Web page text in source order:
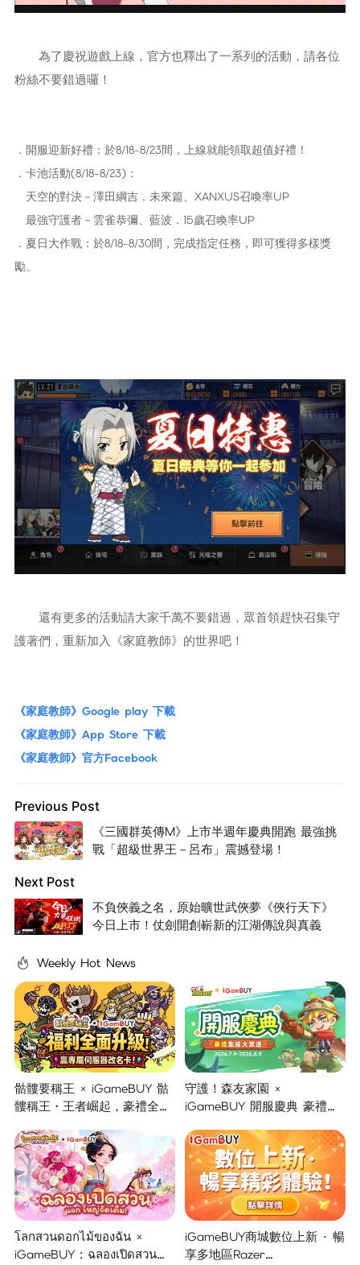
為了慶祝遊戲上線，官方也釋出了一系列的活動，請各位
粉絲不要錯過囉！
．開服迎新好禮：於8/18-8/23間，上線就能領取超值好禮！
．卡池活動(8/18-8/23)：
天空的對決－澤田綱吉．未來篇、XANXUS召喚率UP
最強守護者－雲雀恭彌、藍波．15歲召喚率UP
．夏日大作戰：於8/18-8/30間，完成指定任務，即可獲得多樣獎
勵。
還有更多的活動請大家千萬不要錯過，眾首領趕快召集守
護著們，重新加入《家庭教師》的世界吧！
《家庭教師》Google play 下載
《家庭教師》App Store 下載
《家庭教師》官方Facebook
Previous Post
《三國群英傳M》上市半週年慶典開跑 最強挑
戰「超級世界王－呂布」震撼登場！
Next Post
不負俠義之名，原始曠世武俠夢《俠行天下》
今日上市！仗劍開創嶄新的江湖傳說與真義
Weekly Hot News
骷髏要稱王 × iGameBUY 骷
髏稱王・王者崛起，豪禮全面
守護！森友家園 ×
iGameBUY 開服慶典 豪禮集
โลกสวนดอกไม้ของฉัน ×
iGameBUY : ฉลองเปิดสวน
iGameBUY商城數位上新 · 暢
享多地區Razer